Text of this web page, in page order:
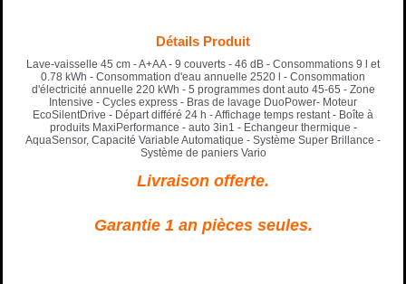
Détails Produit
Lave-vaisselle 45 cm - A+AA - 9 couverts - 46 dB - Consommations 9 l et
0.78 kWh - Consommation d'eau annuelle 2520 l - Consommation
d'électricité annuelle 220 kWh - 5 programmes dont auto 45-65 - Zone
Intensive - Cycles express - Bras de lavage DuoPower- Moteur
EcoSilentDrive - Départ différé 24 h - Affichage temps restant - Boîte à
produits MaxiPerformance - auto 3in1 - Echangeur thermique -
AquaSensor, Capacité Variable Automatique - Système Super Brillance -
Système de paniers Vario
Livraison offerte.
Garantie 1 an pièces seules.